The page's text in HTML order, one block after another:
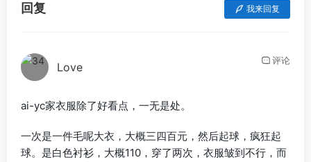
回复 我来回复
Love 评论
ai-yc家衣服除了好看点，一无是处。
一次是一件毛呢大衣，大概三四百元，然后起球，疯狂起
球。是白色衬衫，大概110，穿了两次，衣服皱到不行，而